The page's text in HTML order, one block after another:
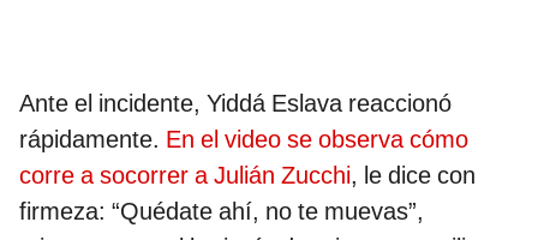
Ante el incidente, Yiddá Eslava reaccionó
rápidamente. En el video se observa cómo
corre a socorrer a Julián Zucchi, le dice con
firmeza: “Quédate ahí, no te muevas”,